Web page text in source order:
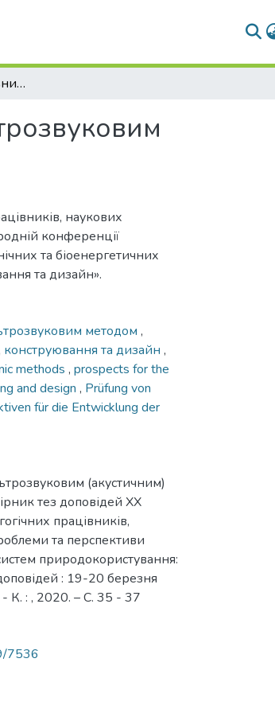
Обстеження будівельних конструкцій ультрозвуковим (акустичним) методом
наукових
конференції
та біоенергетичних
та дизайн».
методом ,
конструювання та дизайн ,
methods , prospects for the
and design , Prüfung von
für die Entwicklung der
(акустичним)
тез доповідей ХX
працівників,
та перспективи
природокористування:
: 19-20 березня
К. : , 2020. – С. 35 - 37
7536